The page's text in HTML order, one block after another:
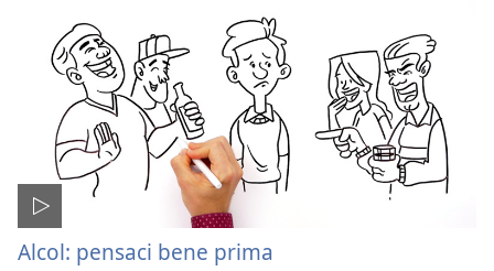
Alcol: pensaci bene prima